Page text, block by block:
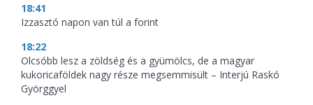
18:41
Izzasztó napon van túl a forint
18:22
Olcsóbb lesz a zöldség és a gyümölcs, de a magyar
kukoricaföldek nagy része megsemmisült – Interjú Raskó
Györggyel